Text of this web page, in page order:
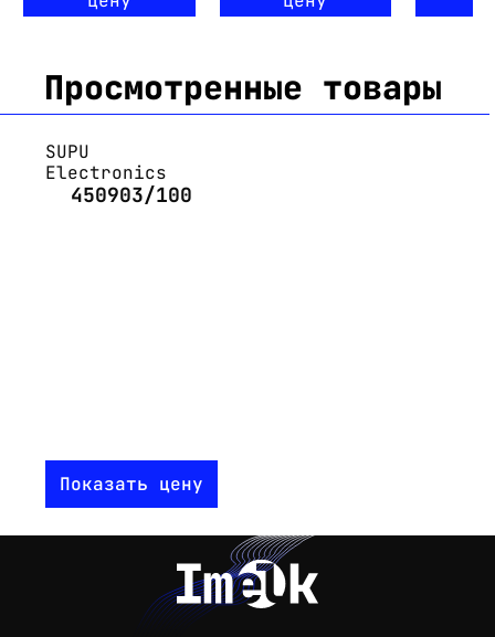
Просмотренные товары
SUPU
Electronics
450903/100
Показать цену